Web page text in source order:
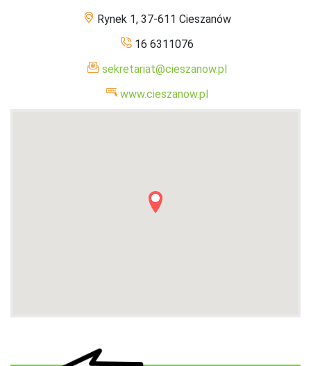
Rynek 1, 37-611 Cieszanów
16 6311076
sekretariat@cieszanow.pl
www.cieszanow.pl